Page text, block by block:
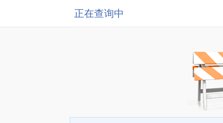
正在查询中